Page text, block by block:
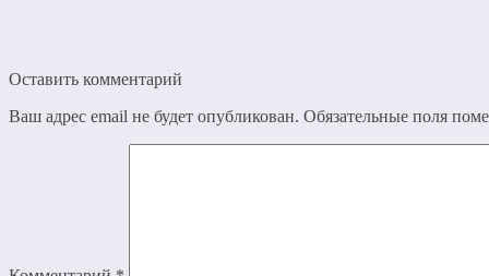
Оставить комментарий
Ваш адрес email не будет опубликован. Обязательные поля